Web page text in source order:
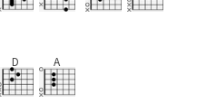
D A